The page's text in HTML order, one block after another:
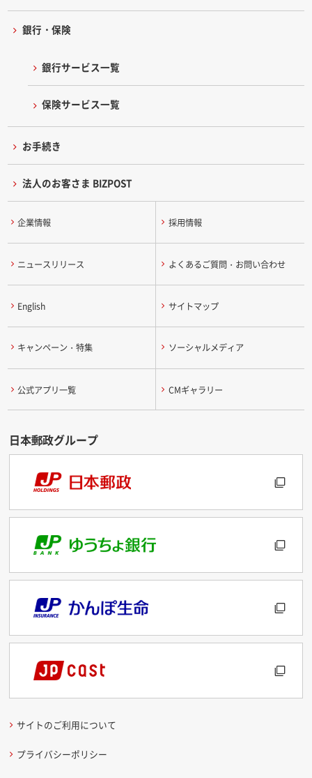
銀行・保険
銀行サービス一覧
保険サービス一覧
お手続き
法人のお客さま BIZPOST
企業情報 採用情報
ニュースリリース よくあるご質問・お問い合わせ
English サイトマップ
キャンペーン・特集 ソーシャルメディア
公式アプリ一覧 CMギャラリー
サイトのご利用について
プライバシーポリシー